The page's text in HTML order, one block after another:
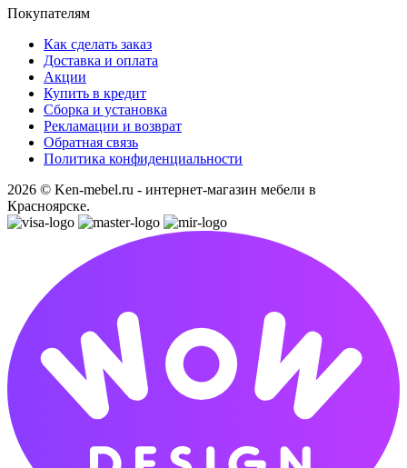
Покупателям
Как сделать заказ
Доставка и оплата
Акции
Купить в кредит
Сборка и установка
Рекламации и возврат
Обратная связь
Политика конфиденциальности
2026 © Ken-mebel.ru - интернет-магазин мебели в
Красноярске.